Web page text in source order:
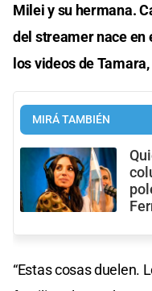
Milei y su hermana.
del streamer nace en
los videos de
MIRÁ TAMBIÉN
“Estas cosas duelen.